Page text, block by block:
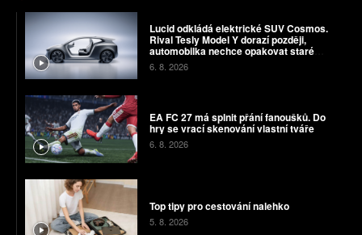
Lucid odkládá elektrické SUV Cosmos.
Rival Tesly Model Y dorazí později,
automobilka nechce opakovat staré
chyby
6. 8. 2026
EA FC 27 má splnit přání fanoušků. Do
hry se vrací skenování vlastní tváře
6. 8. 2026
Top tipy pro cestování nalehko
5. 8. 2026